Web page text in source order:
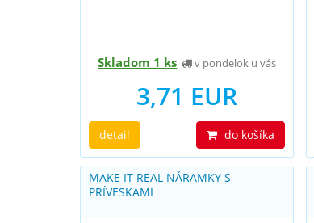
Skladom 1 ks v pondelok u vás
3,71 EUR
detail do košíka
MAKE IT REAL NÁRAMKY S
PRÍVESKAMI